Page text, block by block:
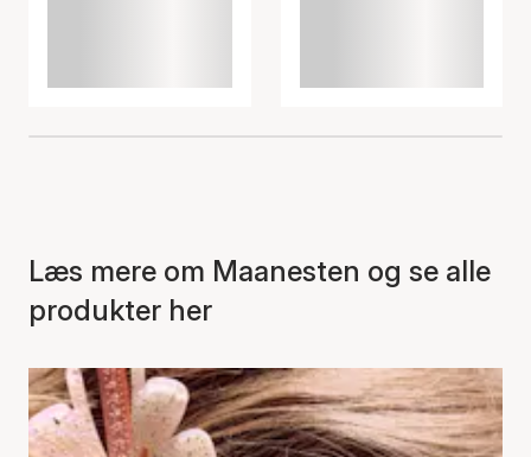
Læs mere om Maanesten og se alle
produkter her